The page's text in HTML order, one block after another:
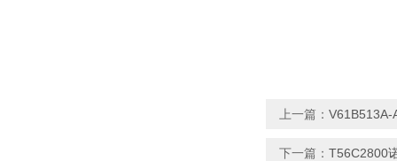
上一篇： V61B513A-
下一篇： T56C2800